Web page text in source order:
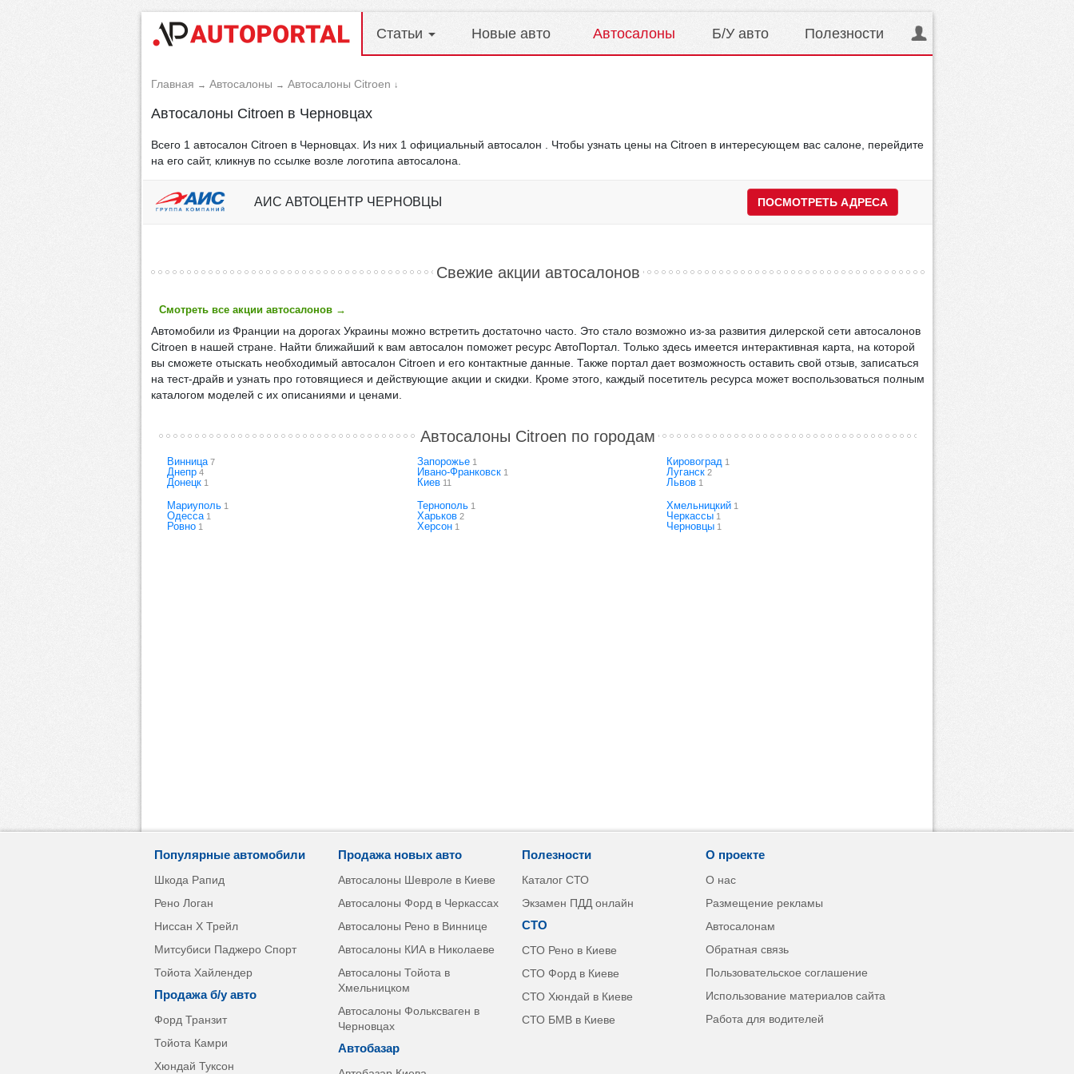
Статьи Новые авто Автосалоны Б/У авто Полезности
Главная → Автосалоны → Автосалоны Citroen ↓
Автосалоны Citroen в Черновцах
Всего 1 автосалон Citroen в Черновцах. Из них 1 официальный автосалон . Чтобы узнать цены на Citroen в интересующем вас салоне, перейдите
на его сайт, кликнув по ссылке возле логотипа автосалона.
АИС АВТОЦЕНТР ЧЕРНОВЦЫ ПОСМОТРЕТЬ АДРЕСА
Свежие акции автосалонов
Смотреть все акции автосалонов →
Автомобили из Франции на дорогах Украины можно встретить достаточно часто. Это стало возможно из-за развития дилерской сети автосалонов
Citroen в нашей стране. Найти ближайший к вам автосалон поможет ресурс АвтоПортал. Только здесь имеется интерактивная карта, на которой
вы сможете отыскать необходимый автосалон Citroen и его контактные данные. Также портал дает возможность оставить свой отзыв, записаться
на тест-драйв и узнать про готовящиеся и действующие акции и скидки. Кроме этого, каждый посетитель ресурса может воспользоваться полным
каталогом моделей с их описаниями и ценами.
Автосалоны Citroen по городам
Винница 7
Днепр 4
Донецк 1
Запорожье1
Ивано-Франковск1
Киев11
Кировоград 1
Луганск 2
Львов 1
Мариуполь 1
Одесса 1
Ровно 1
Тернополь1
Харьков2
Херсон1
Хмельницкий 1
Черкассы 1
Черновцы 1
Популярные автомобили
Шкода Рапид
Рено Логан
Ниссан Х Трейл
Митсубиси Паджеро Спорт
Тойота Хайлендер
Продажа б/у авто
Форд Транзит
Тойота Камри
Хюндай Туксон
Продажа новых авто
Автосалоны Шевроле в Киеве
Автосалоны Форд в Черкассах
Автосалоны Рено в Виннице
Автосалоны КИА в Николаеве
Автосалоны Тойота в
Хмельницком
Автосалоны Фольксваген в
Черновцах
Автобазар
Полезности
Каталог СТО
Экзамен ПДД онлайн
СТО
СТО Рено в Киеве
СТО Форд в Киеве
СТО Хюндай в Киеве
СТО БМВ в Киеве
О проекте
О нас
Размещение рекламы
Автосалонам
Обратная связь
Пользовательское соглашение
Использование материалов сайта
Работа для водителей